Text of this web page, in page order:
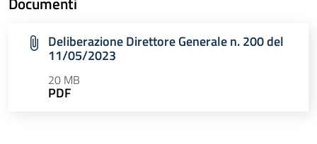
Deliberazione Direttore Generale n. 200 del
11/05/2023
20 MB
PDF